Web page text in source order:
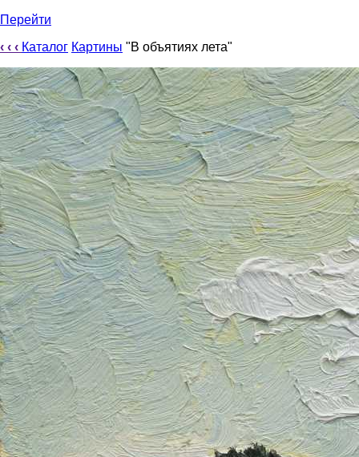
Перейти
‹ ‹ ‹ Каталог Картины "В объятиях лета"